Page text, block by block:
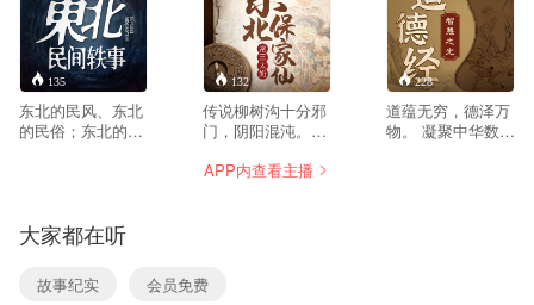
135
东北的民风、东北
的民俗；东北的乡
农村为时代背景。
根据我国东北广为
流传着的一些民间
的精彩传说，精心
132
传说柳树沟十分邪
门，阴阳混沌。我
进柳树沟，从此历
两条通往外界的道
路，一条在村北，
228
道蕴无穷，德泽万
物。 凝聚中华数千
APP内查看主播
大家都在听
故事纪实 会员免费